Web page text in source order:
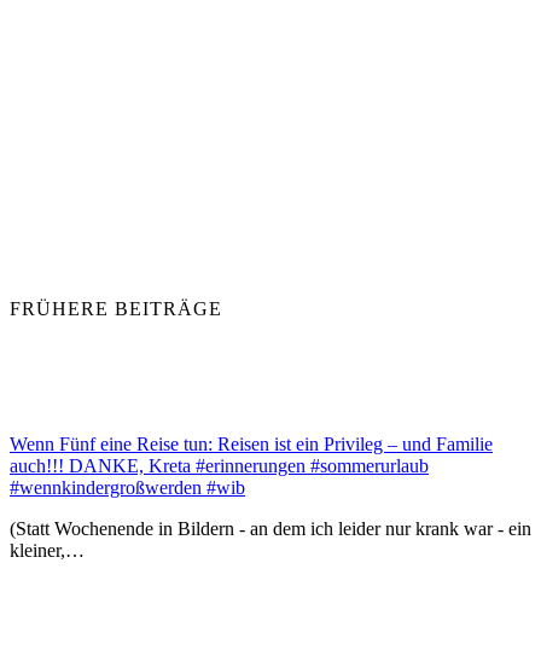
FRÜHERE BEITRÄGE
Wenn Fünf eine Reise tun: Reisen ist ein Privileg – und Familie
auch!!! DANKE, Kreta #erinnerungen #sommerurlaub
#wennkindergroßwerden #wib
(Statt Wochenende in Bildern - an dem ich leider nur krank war - ein
kleiner,…